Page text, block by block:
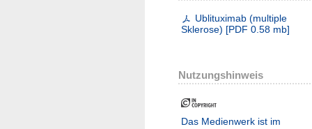
Ublituximab (multiple
Sklerose) [PDF 0.58 mb]
Nutzungshinweis
Das Medienwerk ist im